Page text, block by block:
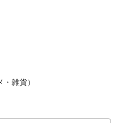
雑貨）